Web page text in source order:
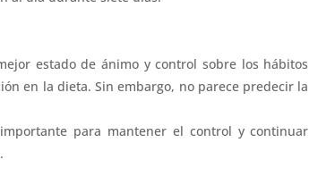
estado de ánimo y control sobre los hábitos
en la dieta. Sin embargo, no parece predecir la
para mantener el control y continuar